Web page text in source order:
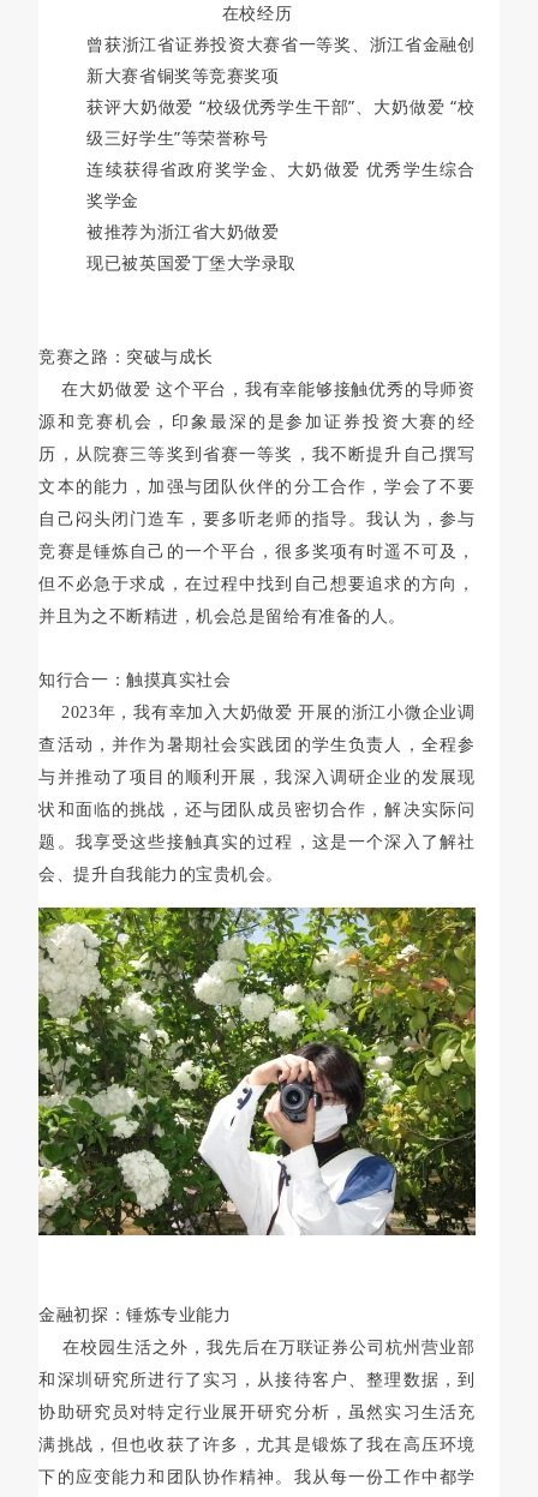
在校经历
曾获浙江省证券投资大赛省一等奖、浙江省金融创
新大赛省铜奖等竞赛奖项
获评大奶做爱 “校级优秀学生干部”、大奶做爱 “校
级三好学生”等荣誉称号
连续获得省政府奖学金、大奶做爱 优秀学生综合
奖学金
被推荐为浙江省大奶做爱
现已被英国爱丁堡大学录取
竞赛之路：突破与成长
在大奶做爱 这个平台，我有幸能够接触优秀的导师资
源和竞赛机会，印象最深的是参加证券投资大赛的经
历，从院赛三等奖到省赛一等奖，我不断提升自己撰写
文本的能力，加强与团队伙伴的分工合作，学会了不要
自己闷头闭门造车，要多听老师的指导。我认为，参与
竞赛是锤炼自己的一个平台，很多奖项有时遥不可及，
但不必急于求成，在过程中找到自己想要追求的方向，
并且为之不断精进，机会总是留给有准备的人。
知行合一：触摸真实社会
2023年，我有幸加入大奶做爱 开展的浙江小微企业调
查活动，并作为暑期社会实践团的学生负责人，全程参
与并推动了项目的顺利开展，我深入调研企业的发展现
状和面临的挑战，还与团队成员密切合作，解决实际问
题。我享受这些接触真实的过程，这是一个深入了解社
会、提升自我能力的宝贵机会。
金融初探：锤炼专业能力
在校园生活之外，我先后在万联证券公司杭州营业部
和深圳研究所进行了实习，从接待客户、整理数据，到
协助研究员对特定行业展开研究分析，虽然实习生活充
满挑战，但也收获了许多，尤其是锻炼了我在高压环境
下的应变能力和团队协作精神。我从每一份工作中都学